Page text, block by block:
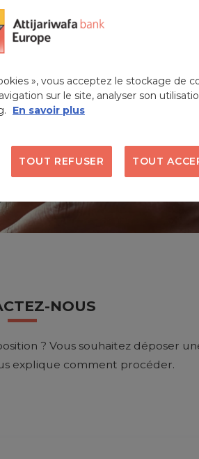
NOUS
? Vous souhaitez déposer
explique comment procéder.
», vous acceptez le stockage de
sur le site, analyser son
En savoir plus
TOUT REFUSER TOUT